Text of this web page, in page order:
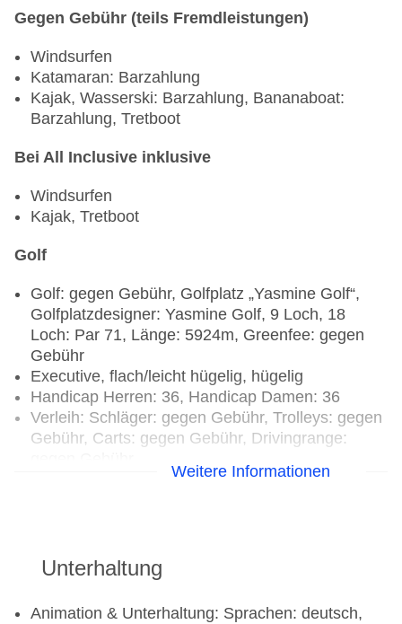
Gegen Gebühr (teils Fremdleistungen)
Windsurfen
Katamaran: Barzahlung
Kajak, Wasserski: Barzahlung, Bananaboat:
Barzahlung, Tretboot
Bei All Inclusive inklusive
Windsurfen
Kajak, Tretboot
Golf
Golf: gegen Gebühr, Golfplatz „Yasmine Golf“,
Golfplatzdesigner: Yasmine Golf, 9 Loch, 18
Loch: Par 71, Länge: 5924m, Greenfee: gegen
Gebühr
Executive, flach/leicht hügelig, hügelig
Handicap Herren: 36, Handicap Damen: 36
Verleih: Schläger: gegen Gebühr, Trolleys: gegen
Gebühr, Carts: gegen Gebühr, Drivingrange:
Golfgepäckaufbewahrungsmöglichkeit: gegen
Tennis: Tennisplätze: 1
Weitere Informationen
Unterhaltung
Animation & Unterhaltung: Sprachen: deutsch,